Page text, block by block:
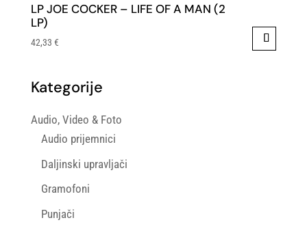
LP JOE COCKER – LIFE OF A MAN (2
LP)
42,33 €
Kategorije
Audio, Video & Foto
Audio prijemnici
Daljinski upravljači
Gramofoni
Punjači